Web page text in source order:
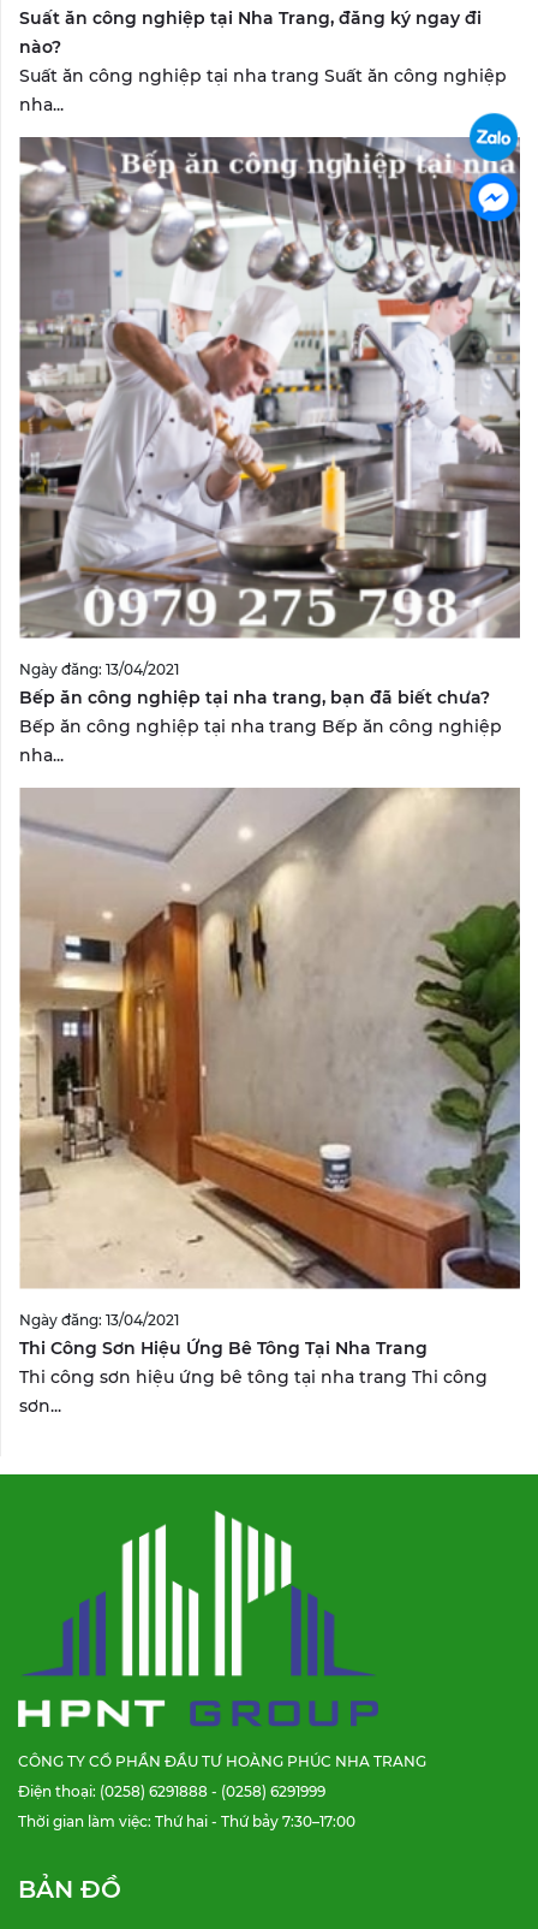
Suất ăn công nghiệp tại Nha Trang, đăng ký ngay đi
nào?
Suất ăn công nghiệp tại nha trang Suất ăn công nghiệp
nha...
Ngày đăng: 13/04/2021
Bếp ăn công nghiệp tại nha trang, bạn đã biết chưa?
Bếp ăn công nghiệp tại nha trang Bếp ăn công nghiệp
nha...
Ngày đăng: 13/04/2021
Thi Công Sơn Hiệu Ứng Bê Tông Tại Nha Trang
Thi công sơn hiệu ứng bê tông tại nha trang Thi công
sơn...
CÔNG TY CỔ PHẦN ĐẦU TƯ HOÀNG PHÚC NHA TRANG
Điện thoại: (0258) 6291888 - (0258) 6291999
Thời gian làm việc: Thứ hai - Thứ bảy 7:30–17:00
BẢN ĐỒ